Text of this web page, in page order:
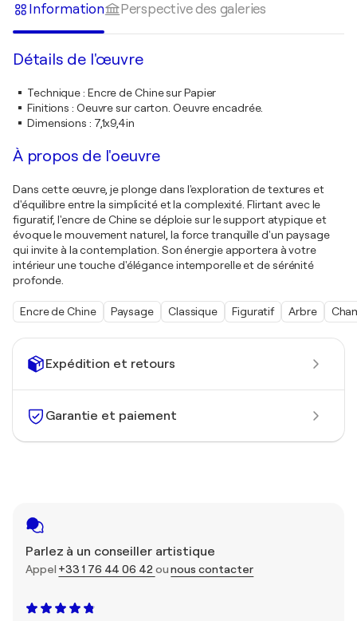
Expédition et retours
Garantie et paiement
Parlez à un conseiller artistique
Appel +33 1 76 44 06 42 ounous contacter
Information Perspective des galeries
Détails de l'œuvre
Technique: Encre de Chine sur Papier
Finitions : Oeuvre sur carton. Oeuvre encadrée.
Dimensions : 7,1x9,4in
À propos de l'oeuvre
Dans cette œuvre, je plonge dans l'exploration de textures et
d'équilibre entre la simplicité et la complexité. Flirtant avec le
figuratif, l'encre de Chine se déploie sur le support atypique et
évoque le mouvement naturel, la force tranquille d'un paysage
qui invite à la contemplation. Son énergie apportera à votre
intérieur une touche d'élégance intemporelle et de sérénité
profonde.
Encre de Chine Paysage Classique Figuratif Arbre